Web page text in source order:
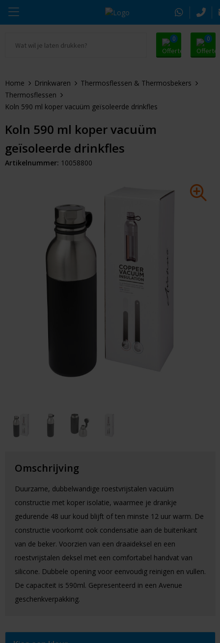
0 0
Drinkwaren
Kleding & Textiel
Tassen & Reizen
Elektronica & Gadgets
Sleutelhangers & Tools
Huis & Lifestyle
Auto & Veiligheid
Gezondheid & Verzorging
Alle promosnoepje
Zomer
Pasen
Kerst
Eindejaarsgeschenken
Thule
Moleskine
Alle merken
Home Drinkwaren
Thermosflessen & Thermosbekers
Thermosflessen
Koln 590 ml koper vacuüm geïsoleerde drinkfles
Koln 590 ml koper vacuüm
geïsoleerde drinkfles
Artikelnummer: 10058800
Omschrijving
Duurzame, dubbelwandige roestvrijstalen vacuüm
constructie met koper isolatie, waarmee je drankje
gedurende 48 uur koud blijft of ten minste 12 uur warm. De
constructie voorkomt ook condensatie aan de buitenkant
van de beker. Voorzien van een draaideksel en een
roestvrijstalen deksel met een comfortabel handvat van
silicone. Dubbele opening voor eenvoudig reinigen en vullen.
De capaciteit is 590ml. Gepresenteerd in een Avenue
geschenkverpakking.